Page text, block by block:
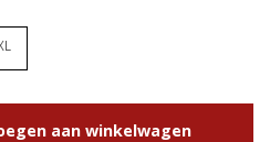
aan winkelwagen